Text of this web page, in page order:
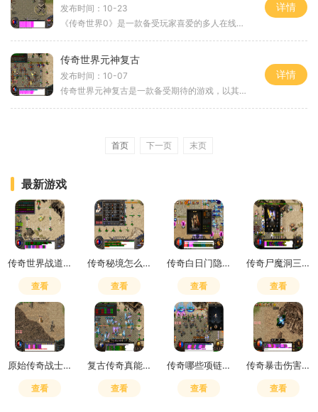
发布时间：10-23
《传奇世界0》是一款备受玩家喜爱的多人在线角色扮演游戏（MMORPG）。作为《传奇世界》系列的续作，0版本在原有的基础上进行了全面升级和优化，提供了更加精彩的游戏体验。在本文
详情
传奇世界元神复古
发布时间：10-07
传奇世界元神复古是一款备受期待的游戏，以其独特的玩法和精美的画面而被众多玩家所喜爱。本文将为大家详细介绍传奇世界元神复古的具体玩法，带您领略这个令人陶醉的游戏世界
详情
首页 下一页 末页
最新游戏
传奇世界战道组合怎么样
查看
传奇秘境怎么走最简单方法
查看
传奇白日门隐藏地图怎么开启
查看
传奇尸魔洞三层爆什么
查看
原始传奇战士加准确
查看
复古传奇真能赚那么多钱吗
查看
传奇哪些项链加准确敏捷幸运
查看
传奇暴击伤害设置在哪
查看